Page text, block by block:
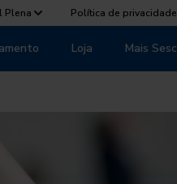
Plena Política de privacidade
Loja Mais Sesc